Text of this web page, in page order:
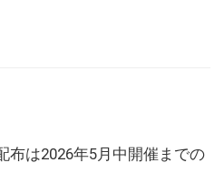
布は2026年5月中開催までの